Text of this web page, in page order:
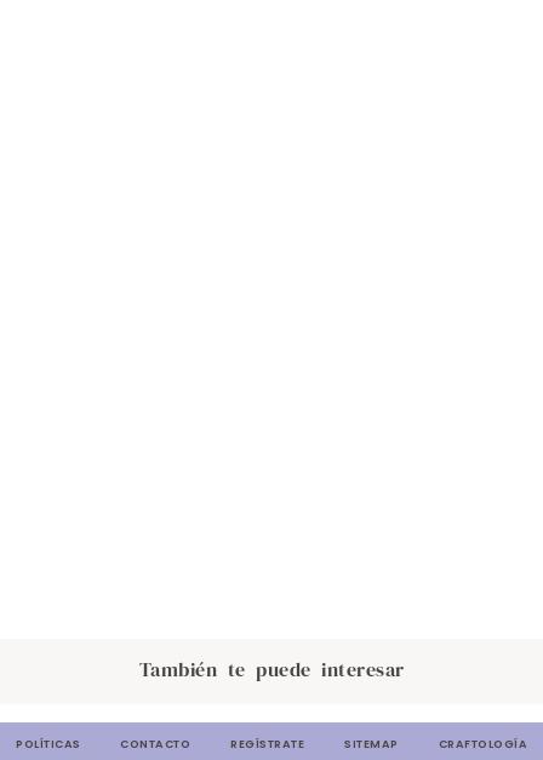
También te puede interesar
POLÍTICAS CONTACTO REGÍSTRATE SITEMAP CRAFTOLOGÍA